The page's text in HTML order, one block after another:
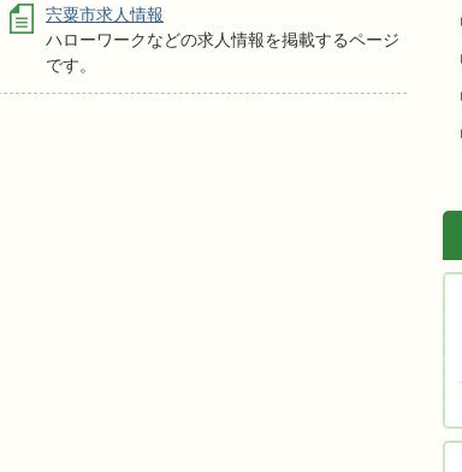
宍粟市求人情報
ハローワークなどの求人情報を掲載するページ
です。